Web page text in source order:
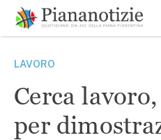
contenuto
SEARCH
LAVORO
Cerca
per